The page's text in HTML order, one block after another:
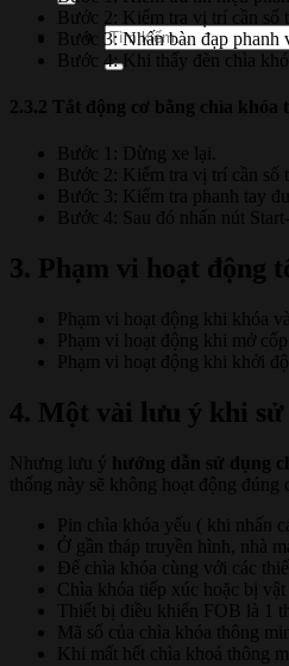
Tìm
kiếm:
Bước 2: Kiểm tra vị trí cần số
Bước 3: Nhấn bàn đạp phanh
Bước 4: Khi thấy đèn chìa
2.3.2 Tắt động cơ bằng chìa khóa
Bước 1: Dừng xe lại.
Bước 2: Kiểm tra vị trí cần số
Bước 3: Kiểm tra phanh tay
Bước 4: Sau đó nhấn nút
3. Phạm vi hoạt động
Phạm vi hoạt động khi khóa
Phạm vi hoạt động khi mở
Phạm vi hoạt động khi khởi
4. Một vài lưu ý khi
Nhưng lưu ý hướng dẫn sử dụng
thống này sẽ không hoạt động đúng
Pin chìa khóa yếu ( khi nhấn
Ở gần tháp truyền hình, nhà
Để chìa khóa cùng với các
Chìa khóa tiếp xúc hoặc bị vật
Thiết bị điều khiển FOB là 1
Mã số của chìa khóa thông
Khi mất hết chìa khoá thông